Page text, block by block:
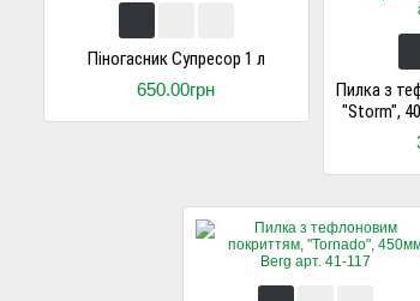
Піногасник Супресор 1 л
650.00грн
Пилка з
"Storm",